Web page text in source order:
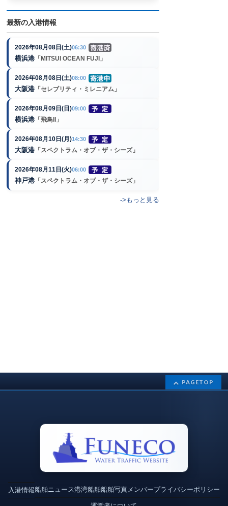
最新の入港情報
2026年08月08日(土)06:30
横浜港 「MITSUI OCEAN FUJI」
2026年08月08日(土)08:00
大阪港 「セレブリティ・ミレニアム」
2026年08月09日(日)09:00
横浜港 「飛鳥II」
2026年08月10日(月)14:30
大阪港 「スペクトラム・オブ・ザ・シーズ」
2026年08月11日(火)06:00
神戸港 「スペクトラム・オブ・ザ・シーズ」
->もっと見る
PAGETOP
入港情報船舶ニュース港湾船舶船舶写真メンバープライバシーポリシー